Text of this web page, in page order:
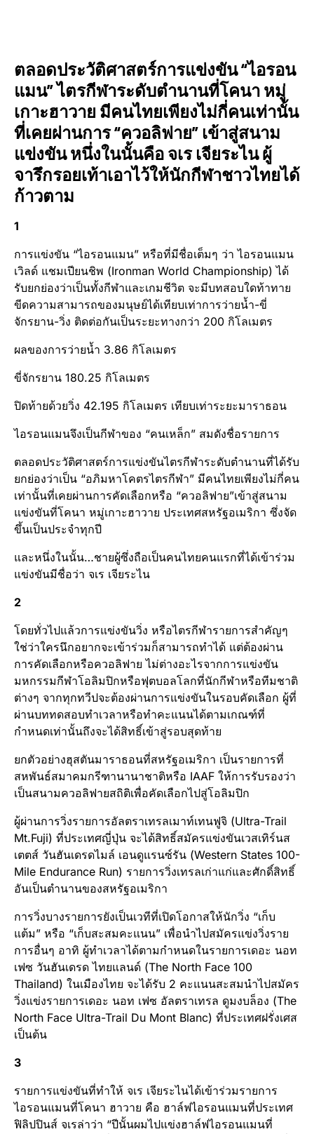
ตลอดประวัติศาสตร์การแข่งขัน“ไอรอน
แมน” ไตรกีฬาระดับตำนานที่โคนา หมู่
เกาะฮาวาย มีคนไทยเพียงไม่กี่คนเท่านั้น
ที่เคยผ่านการ “ควอลิฟาย” เข้าสู่สนาม
แข่งขัน หนึ่งในนั้นคือ จเร เจียระไน ผู้
จารึกรอยเท้าเอาไว้ให้นักกีฬาชาวไทยได้
ก้าวตาม
1
การแข่งขัน “ไอรอนแมน” หรือที่มีชื่อเต็มๆ ว่า ไอรอนแมน
เวิลด์ แชมเปียนชิพ (Ironman World Championship) ได้
รับยกย่องว่าเป็นทั้งกีฬาและเกมชีวิต จะมีบทสอบใดท้าทาย
ขีดความสามารถของมนุษย์ได้เทียบเท่าการว่ายน้ำ-ขี่
จักรยาน-วิ่ง ติดต่อกันเป็นระยะทางกว่า 200 กิโลเมตร
ผลของการว่ายน้ำ 3.86 กิโลเมตร
ขี่จักรยาน 180.25 กิโลเมตร
ปิดท้ายด้วยวิ่ง 42.195 กิโลเมตร เทียบเท่าระยะมาราธอน
ไอรอนแมนจึงเป็นกีฬาของ “คนเหล็ก” สมดังชื่อรายการ
ตลอดประวัติศาสตร์การแข่งขันไตรกีฬาระดับตำนานที่ได้รับ
ยกย่องว่าเป็น “อภิมหาโคตรไตรกีฬา” มีคนไทยเพียงไม่กี่คน
เท่านั้นที่เคยผ่านการคัดเลือกหรือ “ควอลิฟาย”เข้าสู่สนาม
แข่งขันที่โคนา หมู่เกาะฮาวาย ประเทศสหรัฐอเมริกา ซึ่งจัด
ขึ้นเป็นประจำทุกปี
และหนึ่งในนั้น…ชายผู้ซึ่งถือเป็นคนไทยคนแรกที่ได้เข้าร่วม
แข่งขันมีชื่อว่า จเร เจียระไน
2
โดยทั่วไปแล้วการแข่งขันวิ่ง หรือไตรกีฬารายการสำคัญๆ
ใช่ว่าใครนึกอยากจะเข้าร่วมก็สามารถทำได้ แต่ต้องผ่าน
การคัดเลือกหรือควอลิฟาย ไม่ต่างอะไรจากการแข่งขัน
มหกรรมกีฬาโอลิมปิกหรือฟุตบอลโลกที่นักกีฬาหรือทีมชาติ
ต่างๆ จากทุกทวีปจะต้องผ่านการแข่งขันในรอบคัดเลือก ผู้ที่
ผ่านบททดสอบทำเวลาหรือทำคะแนนได้ตามเกณฑ์ที่
กำหนดเท่านั้นถึงจะได้สิทธิ์เข้าสู่รอบสุดท้าย
ยกตัวอย่างฮุสตันมาราธอนที่สหรัฐอเมริกา เป็นรายการที่
สหพันธ์สมาคมกรีฑานานาชาติหรือ IAAF ให้การรับรองว่า
เป็นสนามควอลิฟายสถิติเพื่อคัดเลือกไปสู่โอลิมปิก
ผู้ผ่านการวิ่งรายการอัลตราเทรลเมาท์เทนฟูจิ (Ultra-Trail
Mt.Fuji) ที่ประเทศญี่ปุ่น จะได้สิทธิ์สมัครแข่งขันเวสเทิร์นส
เตตส์ วันฮันเดรดไมล์ เอนดูแรนซ์รัน (Western States 100-
Mile Endurance Run) รายการวิ่งเทรลเก่าแก่และศักดิ์สิทธิ์
อันเป็นตำนานของสหรัฐอเมริกา
การวิ่งบางรายการยังเป็นเวทีที่เปิดโอกาสให้นักวิ่ง “เก็บ
แต้ม” หรือ “เก็บสะสมคะแนน” เพื่อนำไปสมัครแข่งวิ่งราย
การอื่นๆ อาทิ ผู้ทำเวลาได้ตามกำหนดในรายการเดอะ นอท
เฟซ วันฮันเดรด ไทยแลนด์ (The North Face 100
Thailand) ในเมืองไทย จะได้รับ 2 คะแนนสะสมนำไปสมัคร
วิ่งแข่งรายการเดอะ นอท เฟซ อัลตราเทรล ดูมงบล็อง (The
North Face Ultra-Trail Du Mont Blanc) ที่ประเทศฝรั่งเศส
เป็นต้น
3
รายการแข่งขันที่ทำให้ จเร เจียระไนได้เข้าร่วมรายการ
ไอรอนแมนที่โคนา ฮาวาย คือ ฮาล์ฟไอรอนแมนที่ประเทศ
ฟิลิปปินส์ จเรล่าว่า “ปีนั้นผมไปแข่งฮาล์ฟไอรอนแมนที่